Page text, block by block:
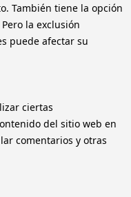
También tiene la opción
la exclusión
puede afectar su
ciertas
del sitio web en
comentarios y otras